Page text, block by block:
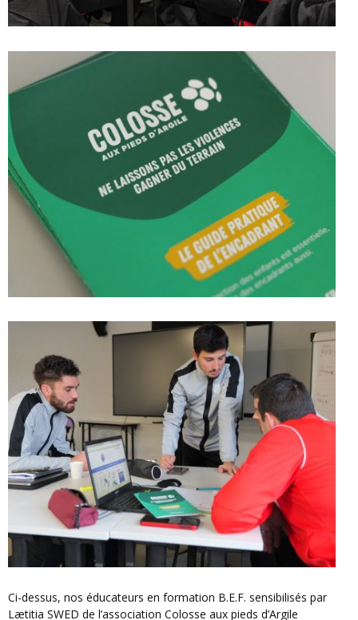
Ci-dessus, nos éducateurs en formation B.E.F. sensibilisés par
Lætitia SWED de l’association Colosse aux pieds d’Argile